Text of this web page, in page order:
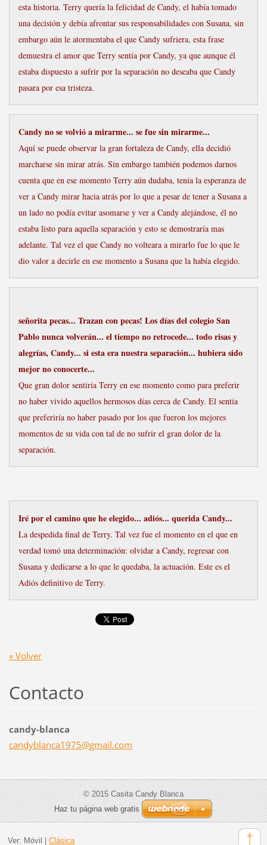
esta historia. Terry quería la felicidad de Candy, el había tomado
una decisión y debía afrontar sus responsabilidades con Susana, sin
embargo aún le atormentaba el que Candy sufriera, esta frase
demuestra el amor que Terry sentía por Candy, ya que aunque él
estaba dispuesto a sufrir por la separación no deseaba que Candy
pasara por esa tristeza.
Candy no se volvió a mirarme... se fue sin mirarme...
Aquí se puede observar la gran fortaleza de Candy, ella decidió
marcharse sin mirar atrás. Sin embargo también podemos darnos
cuenta que en ese momento Terry aún dudaba, tenía la esperanza de
ver a Candy mirar hacia atrás por lo que a pesar de tener a Susana a
un lado no podía evitar asomarse y ver a Candy alejándose, él no
estaba listo para aquella separación y esto se demostraría mas
adelante. Tal vez el que Candy no volteara a mirarlo fue lo que le
dio valor a decirle en ese momento a Susana que la había elegido.
señorita pecas... Trazan con pecas! Los días del colegio San
Pablo nunca volverán... el tiempo no retrocede... todo risas y
alegrías, Candy... si esta era nuestra separación... hubiera sido
mejor no conocerte...
Que gran dolor sentiría Terry en ese momento como para preferir
no haber vivido aquellos hermosos días cerca de Candy. El sentía
que preferiría no haber pasado por los que fueron los mejores
momentos de su vida con tal de no sufrir el gran dolor de la
separación.
Iré por el camino que he elegido... adiós... querida Candy...
La despedida final de Terry. Tal vez fue el momento en el que en
verdad tomó una determinación: olvidar a Candy, regresar con
Susana y dedicarse a lo que le quedaba, la actuación. Este es el
Adiós definitivo de Terry.
« Volver
Contacto
candy-blanca
candyblanca1975@gmail.com
© 2015 Casita Candy Blanca
Haz tu página web gratis
Ver: Móvil | Clásica